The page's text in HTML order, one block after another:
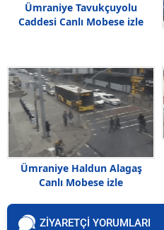
Ümraniye Tavukçuyolu
Caddesi Canlı Mobese izle
Ümraniye Haldun Alagaş
Canlı Mobese izle
ZİYARETÇİ YORUMLARI